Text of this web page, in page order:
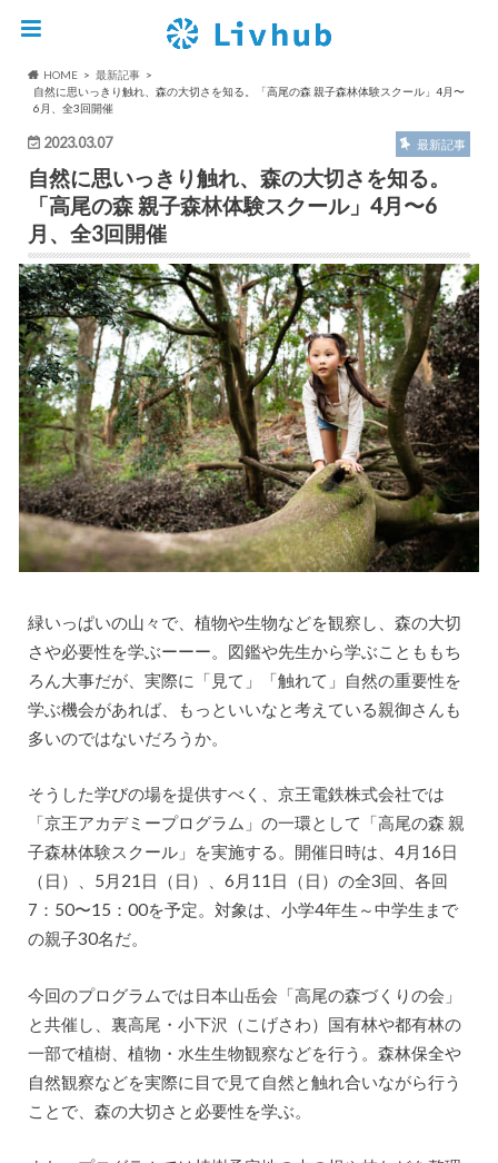
HOME
最新記事
自然に思いっきり触れ、森の大切さを知る。「高尾の森 親子森林体験スクール」4月〜
6月、全3回開催
2023.03.07 最新記事
自然に思いっきり触れ、森の大切さを知る。
「高尾の森 親子森林体験スクール」4月〜6
月、全3回開催
緑いっぱいの山々で、植物や生物などを観察し、森の大切
さや必要性を学ぶーーー。図鑑や先生から学ぶことももち
ろん大事だが、実際に「見て」「触れて」自然の重要性を
学ぶ機会があれば、もっといいなと考えている親御さんも
多いのではないだろうか。
そうした学びの場を提供すべく、京王電鉄株式会社では
「京王アカデミープログラム」の一環として「高尾の森 親
子森林体験スクール」を実施する。開催日時は、4月16日
（日）、5月21日（日）、6月11日（日）の全3回、各回
7：50〜15：00を予定。対象は、小学4年生～中学生まで
の親子30名だ。
今回のプログラムでは日本山岳会「高尾の森づくりの会」
と共催し、裏高尾・小下沢（こげさわ）国有林や都有林の
一部で植樹、植物・水生生物観察などを行う。森林保全や
自然観察などを実際に目で見て自然と触れ合いながら行う
ことで、森の大切さと必要性を学ぶ。